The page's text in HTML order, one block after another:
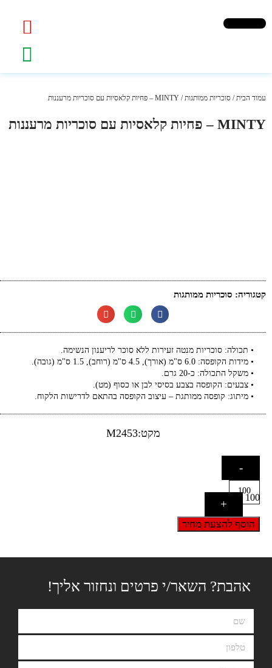
עמוד הבית/ סוכריות ממותגות/ MINTY – פחיות קלאסיות עם סוכריות מרעננות
MINTY – פחיות קלאסיות עם סוכריות מרעננות
קטגוריה: סוכריות ממותגות
• תכולה: סוכריות מנטה זעירות ללא סוכר לריענון הנשימה.
• מידות הקופסה: 6.0 ס"מ (אורך), 4.5 ס"מ (רוחב), 1.5 ס"מ (גובה).
• משקל התכולה: כ-20 גרם.
• צבעים: הקופסה בצבע בסיסי לבן או כסוף (מט).
• מיתוג: קופסה ממותגת – עיצוב הקופסה בהתאם לדרישות הלקוח.
מקט:M2453
-
100
+
הוסף להצעת מחיר
אהבת? השאר/י פרטים ונחזור אליך!